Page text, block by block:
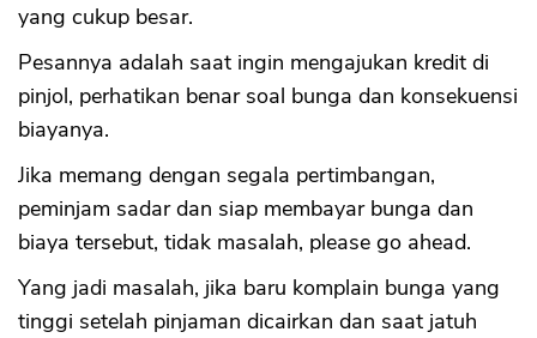
yang cukup besar.
Pesannya adalah saat ingin mengajukan kredit di
pinjol, perhatikan benar soal bunga dan konsekuensi
biayanya.
Jika memang dengan segala pertimbangan,
peminjam sadar dan siap membayar bunga dan
biaya tersebut, tidak masalah, please go ahead.
Yang jadi masalah, jika baru komplain bunga yang
tinggi setelah pinjaman dicairkan dan saat jatuh